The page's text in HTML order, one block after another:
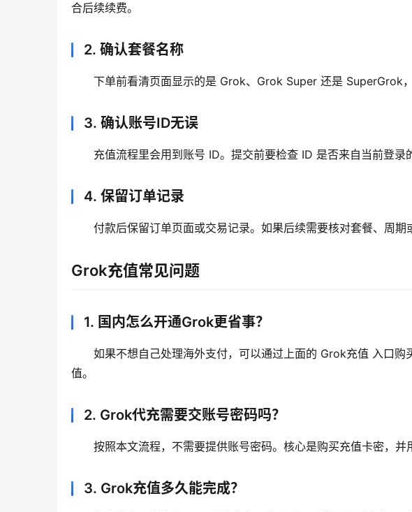
合后续续费。
2. 确认套餐名称
下单前看清页面显示的是 Grok、Grok Super 还是 SuperGrok
3. 确认账号ID无误
充值流程里会用到账号 ID。提交前要检查 ID 是否来自当前登录
4. 保留订单记录
付款后保留订单页面或交易记录。如果后续需要核对套餐、周期
Grok充值常见问题
1. 国内怎么开通Grok更省事？
如果不想自己处理海外支付，可以通过上面的 Grok充值 入口
值。
2. Grok代充需要交账号密码吗？
按照本文流程，不需要提供账号密码。核心是购买充值卡密，并
3. Grok充值多久能完成？